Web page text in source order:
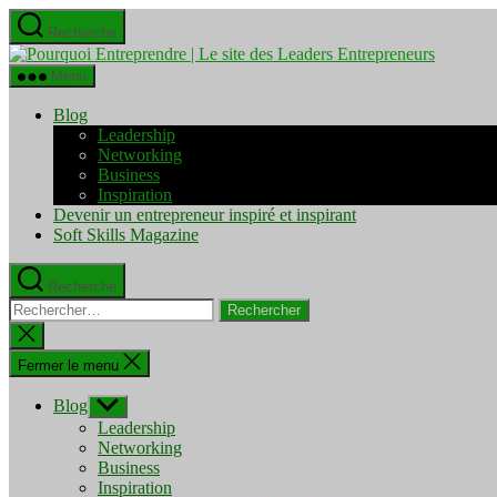
Aller
au
contenu
Recherche
Pourquoi
Menu
Blog
Leadership
Networking
Business
Inspiration
Devenir un entrepreneur inspiré et inspirant
Soft Skills Magazine
Recherche
Rechercher :
Fermer
la
recherche
Fermer le menu
Blog Afficher
le
sous-
menu
Leadership
Networking
Business
Inspiration